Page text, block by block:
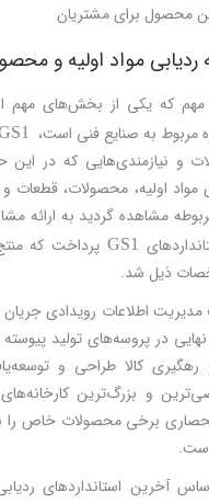
محصول برای مشتریان
ردیابی مواد اولیه و
مهم که یکی از بخش‌های مهم
مربوط به صنایع فنی است،
و نیازمندی‌هایی که در این
مواد اولیه، محصولات، قطعات
مشاهده گردید به ارائه
GS1 پرداخت که
ذیل شد.
اطلاعات رویدادی جریان
در پروسه‌های تولید پیوسته
کالا طراحی و
و بزرگ‌ترین
برخی محصولات خاص را
آخرین استانداردهای